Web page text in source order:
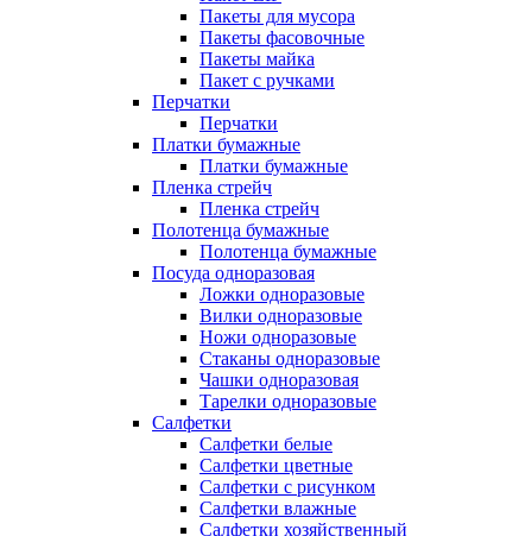
Пакеты для мусора
Пакеты фасовочные
Пакеты майка
Пакет с ручками
Перчатки
Перчатки
Платки бумажные
Платки бумажные
Пленка стрейч
Пленка стрейч
Полотенца бумажные
Полотенца бумажные
Посуда одноразовая
Ложки одноразовые
Вилки одноразовые
Ножи одноразовые
Стаканы одноразовые
Чашки одноразовая
Тарелки одноразовые
Салфетки
Салфетки белые
Салфетки цветные
Салфетки с рисунком
Салфетки влажные
Салфетки хозяйственный